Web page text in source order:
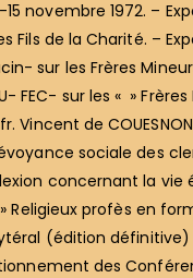
novembre 1972. –
Fils de la Charité. –
sur les Frères
FEC- sur les « »
Vincent de
sociale des
concernant la vie
» Religieux profès en
(édition définitive)
des